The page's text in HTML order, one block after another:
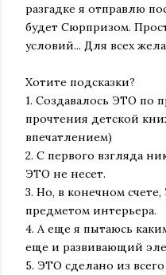
разгадке я отправлю
будет Сюрпризом.
условий... Для всех
Хотите подсказки?
1. Создавалось ЭТО по
прочтения детской
впечатлением)
2. С первого взгляда
ЭТО не несет.
3. Но, в конечном
предметом интерьера.
4. А еще я пытаюсь
еще и развивающий
5. ЭТО сделано из